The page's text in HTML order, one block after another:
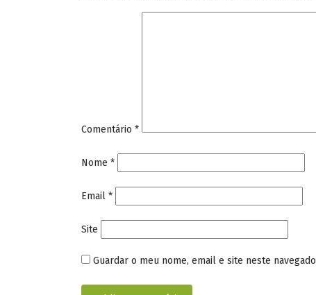
Comentário *
Nome *
Email *
Site
Guardar o meu nome, email e site neste